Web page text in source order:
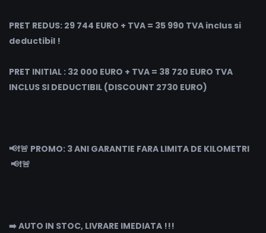
PRET REDUS: 29 744 EURO + TVA = 35 990 TVA inclus si
deductibil !
PRET INITIAL : 32 000 EURO + TVA = 38 720 EURO TVA
INCLUS SI DEDUCTIBIL (DISCOUNT 2730 EURO)
📢❗🚨 PROMO: 3 ANI GARANTIE FARA LIMITA DE KILOMETRI
📢❗🚨
➡️ AUTO IN STOC, LIVRARE IMEDIATA !!!